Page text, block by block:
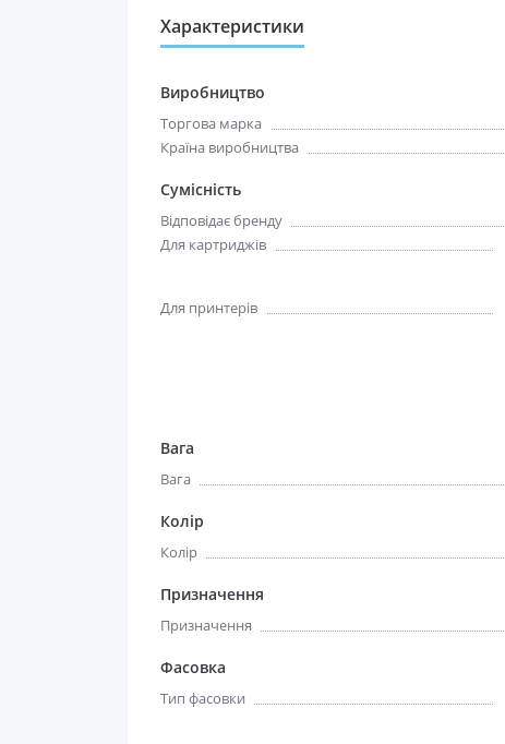
Характеристики
Виробництво
Торгова марка
Країна виробництва
Сумісність
Відповідає бренду
Для картриджів
Для принтерів
Вага
Вага
Колір
Колір
Призначення
Призначення
Фасовка
Тип фасовки